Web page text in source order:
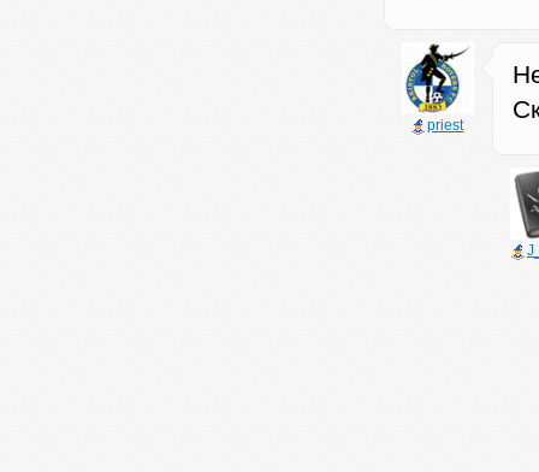
priest